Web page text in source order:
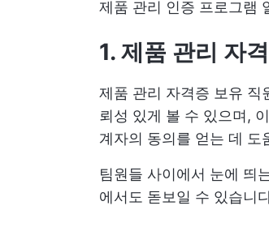
제품 관리 인증 프로그램
1. 제품 관리 자
제품 관리 자격증 보유 직
뢰성 있게 볼 수 있으며,
계자의 동의를 얻는 데 도
팀원들 사이에서 눈에 띄
에서도 돋보일 수 있습니